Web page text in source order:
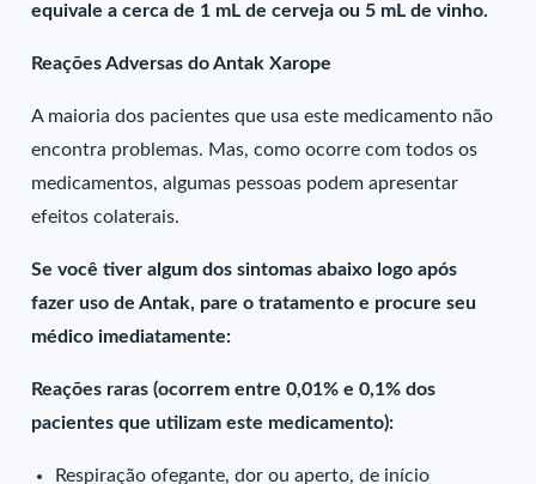
equivale a cerca de 1 mL de cerveja ou 5 mL de vinho.
Reações Adversas do Antak Xarope
A maioria dos pacientes que usa este medicamento não
encontra problemas. Mas, como ocorre com todos os
medicamentos, algumas pessoas podem apresentar
efeitos colaterais.
Se você tiver algum dos sintomas abaixo logo após
fazer uso de Antak, pare o tratamento e procure seu
médico imediatamente:
Reações raras (ocorrem entre 0,01% e 0,1% dos
pacientes que utilizam este medicamento):
Respiração ofegante, dor ou aperto, de início